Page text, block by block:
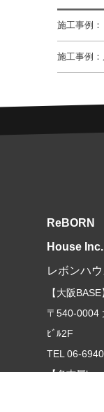
施工事例
施工事例
ReBORN
House Inc.
レボンハ
【大阪BASE
〒540-0004
ﾋﾞﾙ2F
TEL 06-
【名古屋